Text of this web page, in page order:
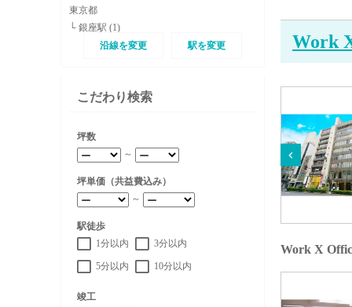
東京都
└ 銀座駅 (1)
沿線を変更
駅を変更
こだわり検索
坪数
～
坪単価（共益費込み）
～
駅徒歩
1分以内
3分以内
5分以内 10分以内
竣工
Work
Work X